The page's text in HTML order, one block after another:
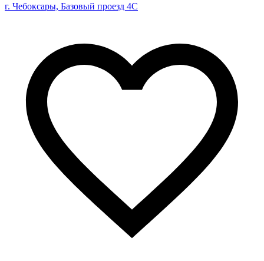
г. Чебоксары, Базовый проезд 4С